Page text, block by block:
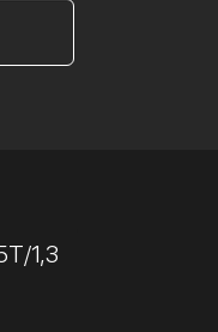
1,3